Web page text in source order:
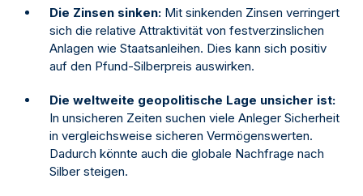
Die Zinsen sinken: Mit sinkenden Zinsen verringert
sich die relative Attraktivität von festverzinslichen
Anlagen wie Staatsanleihen. Dies kann sich positiv
auf den Pfund-Silberpreis auswirken.
Die weltweite geopolitische Lage unsicher ist:
In unsicheren Zeiten suchen viele Anleger Sicherheit
in vergleichsweise sicheren Vermögenswerten.
Dadurch könnte auch die globale Nachfrage nach
Silber steigen.